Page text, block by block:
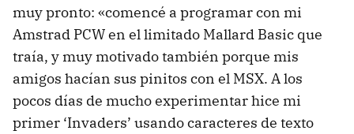
muy pronto: «comencé a programar con mi
Amstrad PCW en el limitado Mallard Basic que
traía, y muy motivado también porque mis
amigos hacían sus pinitos con el MSX. A los
pocos días de mucho experimentar hice mi
primer ‘Invaders’ usando caracteres de texto